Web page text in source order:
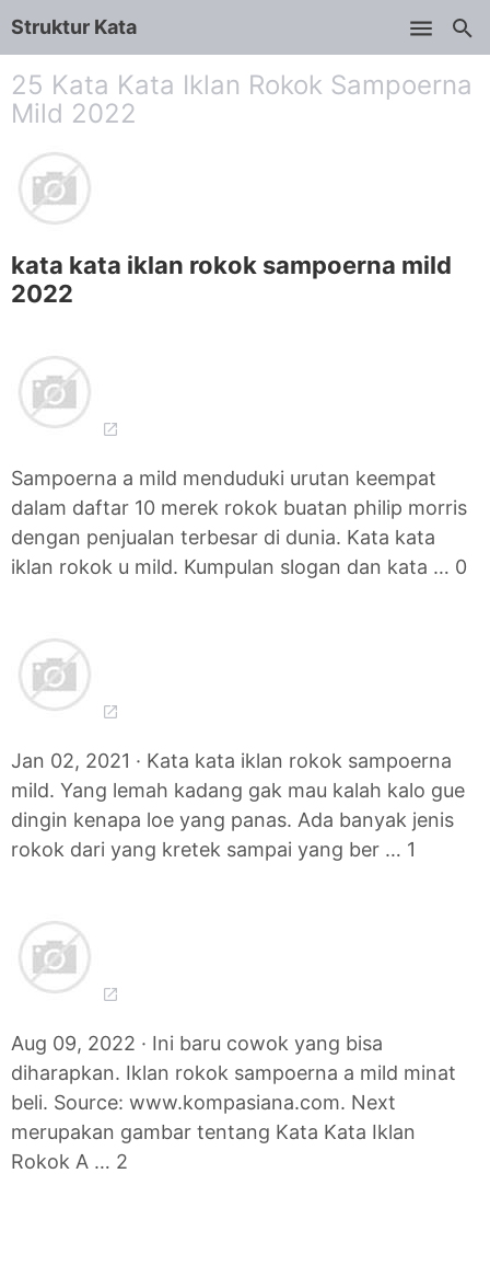
Struktur Kata
25 Kata Kata Iklan Rokok Sampoerna
Mild 2022
kata kata iklan rokok sampoerna mild
2022
Sampoerna a mild menduduki urutan keempat
dalam daftar 10 merek rokok buatan philip morris
dengan penjualan terbesar di dunia. Kata kata
iklan rokok u mild. Kumpulan slogan dan kata … 0
Jan 02, 2021 · Kata kata iklan rokok sampoerna
mild. Yang lemah kadang gak mau kalah kalo gue
dingin kenapa loe yang panas. Ada banyak jenis
rokok dari yang kretek sampai yang ber … 1
Aug 09, 2022 · Ini baru cowok yang bisa
diharapkan. Iklan rokok sampoerna a mild minat
beli. Source: www.kompasiana.com. Next
merupakan gambar tentang Kata Kata Iklan
Rokok A … 2